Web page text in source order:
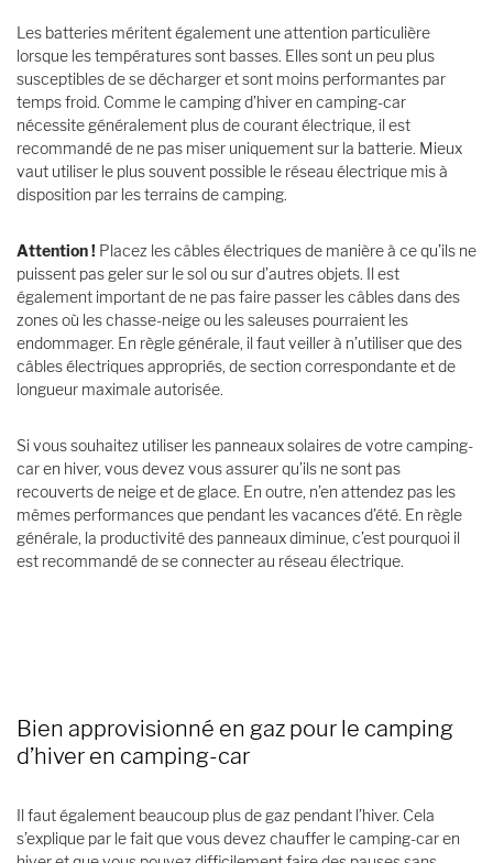
Les batteries méritent également une attention particulière
lorsque les températures sont basses. Elles sont un peu plus
susceptibles de se décharger et sont moins performantes par
temps froid. Comme le camping d’hiver en camping-car
nécessite généralement plus de courant électrique, il est
recommandé de ne pas miser uniquement sur la batterie. Mieux
vaut utiliser le plus souvent possible le réseau électrique mis à
disposition par les terrains de camping.
Attention ! Placez les câbles électriques de manière à ce qu’ils ne
puissent pas geler sur le sol ou sur d’autres objets. Il est
également important de ne pas faire passer les câbles dans des
zones où les chasse-neige ou les saleuses pourraient les
endommager. En règle générale, il faut veiller à n’utiliser que des
câbles électriques appropriés, de section correspondante et de
longueur maximale autorisée.
Si vous souhaitez utiliser les panneaux solaires de votre camping-
car en hiver, vous devez vous assurer qu’ils ne sont pas
recouverts de neige et de glace. En outre, n’en attendez pas les
mêmes performances que pendant les vacances d’été. En règle
générale, la productivité des panneaux diminue, c’est pourquoi il
est recommandé de se connecter au réseau électrique.
Bien approvisionné en gaz pour le camping
d’hiver en camping-car
Il faut également beaucoup plus de gaz pendant l’hiver. Cela
s’explique par le fait que vous devez chauffer le camping-car en